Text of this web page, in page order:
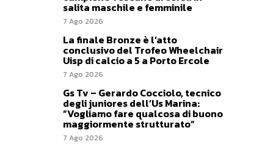
salita maschile e femminile
7 Ago 2026
La finale Bronze è l’atto
conclusivo del Trofeo Wheelchair
Uisp di calcio a 5 a Porto Ercole
7 Ago 2026
Gs Tv – Gerardo Cocciolo, tecnico
degli juniores dell’Us Marina:
”Vogliamo fare qualcosa di buono
maggiormente strutturato”
7 Ago 2026